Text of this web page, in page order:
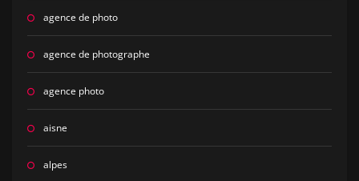
agence de photo
agence de photographe
agence photo
aisne
alpes